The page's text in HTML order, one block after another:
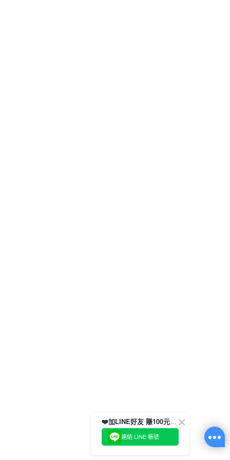
❤️加LINE好友 賺100元券！
連結 LINE 帳號